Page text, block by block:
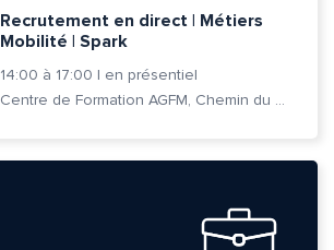
Recrutement en direct | Métiers
Mobilité | Spark
14:00 à 17:00 | en présentiel
Centre de Formation AGFM, Chemin du Champ-des-Filles 6A 1er étage, 1228 Plan-les-Ouates